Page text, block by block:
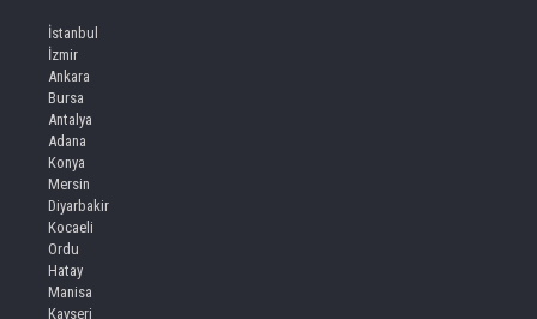
İstanbul
İzmir
Ankara
Bursa
Antalya
Adana
Konya
Mersin
Diyarbakir
Kocaeli
Ordu
Hatay
Manisa
Kayseri